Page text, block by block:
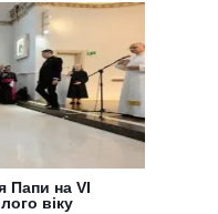
Папи на VI
віку